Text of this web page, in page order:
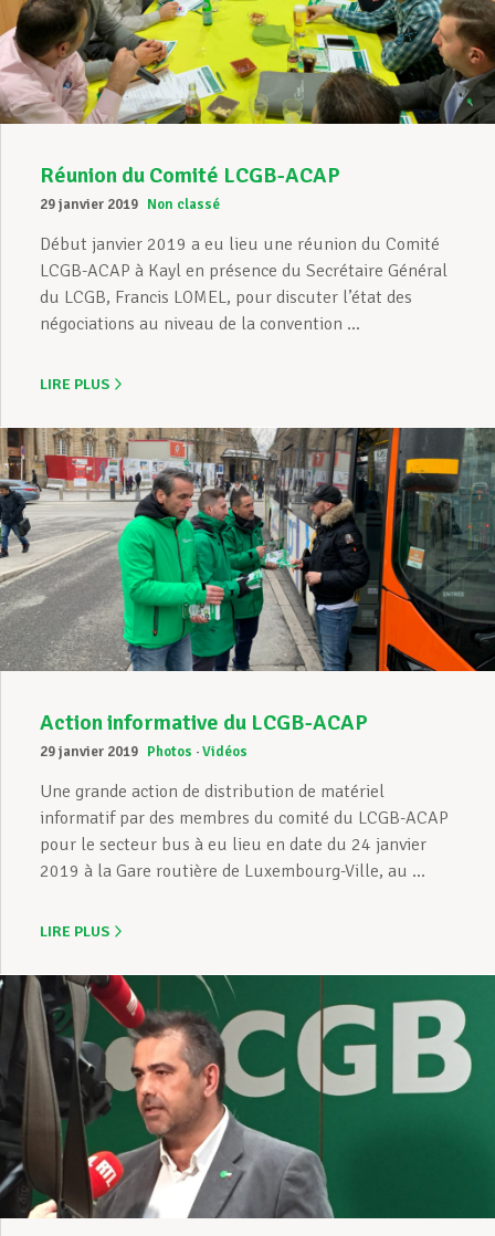
Assistance en vie privée
Actualités
Réunion du Comité LCGB-ACAP
29 janvier 2019 Non classé
Début janvier 2019 a eu lieu une réunion du Comité
LCGB-ACAP à Kayl en présence du Secrétaire Général
du LCGB, Francis LOMEL, pour discuter l’état des
négociations au niveau de la convention ...
LIRE PLUS
Action informative du LCGB-ACAP
29 janvier 2019 Photos Vidéos
Une grande action de distribution de matériel
informatif par des membres du comité du LCGB-ACAP
pour le secteur bus à eu lieu en date du 24 janvier
2019 à la Gare routière de Luxembourg-Ville, au ...
LIRE PLUS